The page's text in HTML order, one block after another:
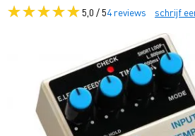
5,0 / 54 reviews schrijf